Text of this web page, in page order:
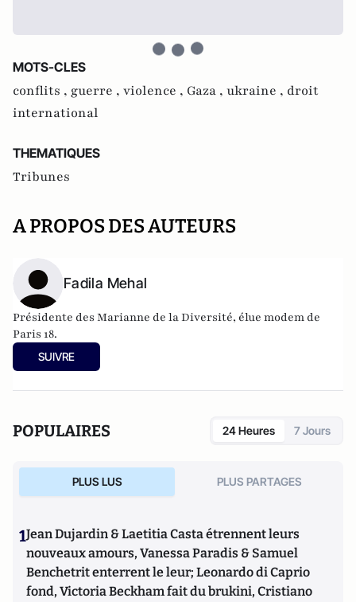
MOTS-CLES
conflits , guerre , violence , Gaza , ukraine , droit
international
THEMATIQUES
Tribunes
A PROPOS DES AUTEURS
Fadila Mehal
Présidente des Marianne de la Diversité, élue modem de
Paris 18.
SUIVRE
POPULAIRES 24 Heures 7 Jours
PLUS LUS PLUS PARTAGES
1Jean Dujardin & Laetitia Casta étrennent leurs
nouveaux amours, Vanessa Paradis & Samuel
Benchetrit enterrent le leur; Leonardo di Caprio
fond, Victoria Beckham fait du brukini, Cristiano